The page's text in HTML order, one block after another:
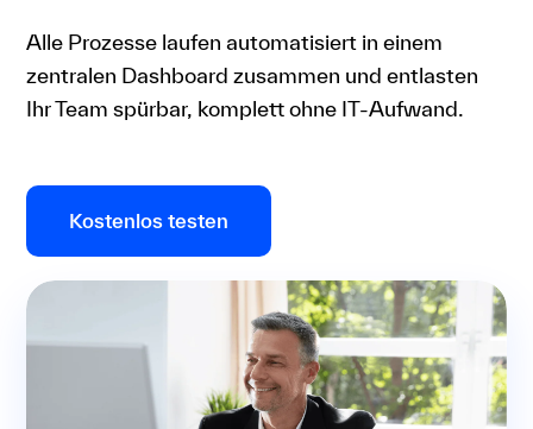
Alle Prozesse laufen automatisiert in einem
zentralen Dashboard zusammen und entlasten
Ihr Team spürbar, komplett ohne IT-Aufwand.
Kostenlos testen